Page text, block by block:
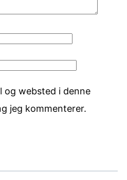
og websted i denne
jeg kommenterer.